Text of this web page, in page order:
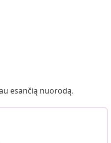
esančią nuorodą.